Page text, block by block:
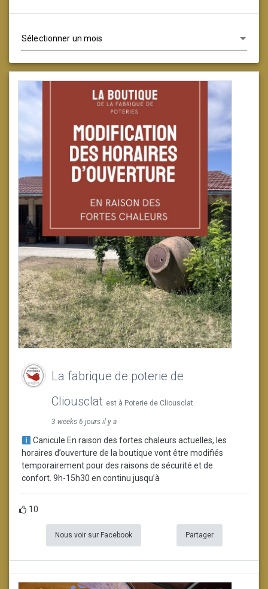
La fabrique de poterie de
Cliousclat est à Poterie de Cliousclat.
3 weeks 6 jours il y a
Canicule En raison des fortes chaleurs actuelles, les
horaires d’ouverture de la boutique vont être modifiés
temporairement pour des raisons de sécurité et de
confort. 9h-15h30 en continu jusqu’à
10
Nous voir sur Facebook Partager